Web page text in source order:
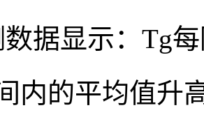
据显示：Tg
内的平均值升